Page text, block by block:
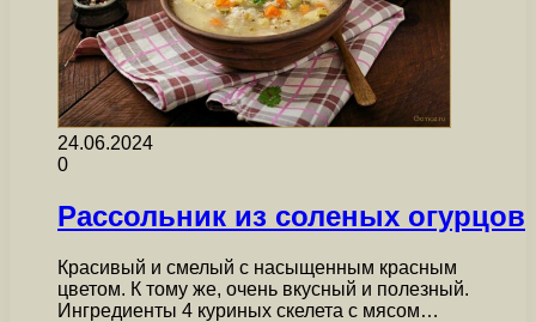
24.06.2024
0
Рассольник из соленых огурцов
Красивый и смелый с насыщенным красным
цветом. К тому же, очень вкусный и полезный.
Ингредиенты 4 куриных скелета с мясом…